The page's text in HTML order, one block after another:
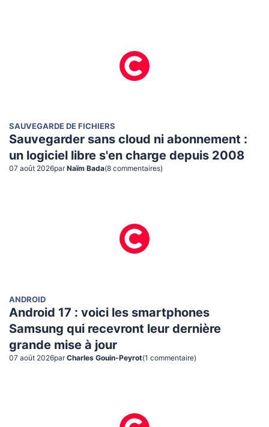
SAUVEGARDE DE FICHIERS
Sauvegarder sans cloud ni abonnement :
un logiciel libre s'en charge depuis 2008
07 août 2026par Naïm Bada(8 commentaires)
ANDROID
Android 17 : voici les smartphones
Samsung qui recevront leur dernière
grande mise à jour
07 août 2026par Charles Gouin-Peyrot(1 commentaire)